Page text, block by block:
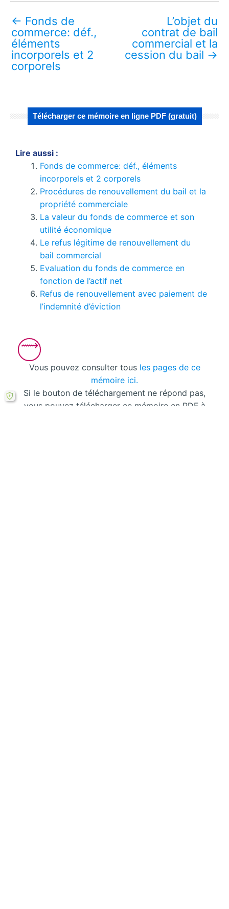
← Fonds de
commerce: déf.,
éléments
incorporels et 2
corporels
L’objet du
contrat de bail
commercial et la
cession du bail →
Télécharger ce mémoire en ligne PDF (gratuit)
Lire aussi :
Fonds de commerce: déf., éléments
incorporels et 2 corporels
Procédures de renouvellement du bail et la
propriété commerciale
La valeur du fonds de commerce et son
utilité économique
Le refus légitime de renouvellement du
bail commercial
Evaluation du fonds de commerce en
fonction de l’actif net
Refus de renouvellement avec paiement de
l’indemnité d’éviction
Vous pouvez consulter tous les pages de ce
mémoire ici.
Si le bouton de téléchargement ne répond pas,
vous pouvez télécharger ce mémoire en PDF à